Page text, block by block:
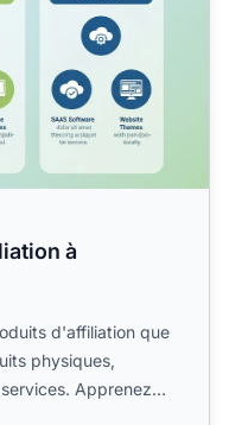
à
d'affiliation que
physiques,
Apprenez